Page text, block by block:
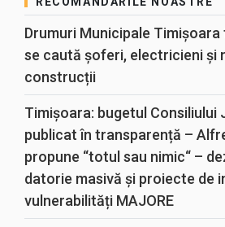
Drumuri Municipale
se caută șoferi, electricieni și
construcții
Timișoara: bugetul Consiliului
publicat în transparență –
propune “totul sau nimic“ –
datorie masivă și proiecte de
vulnerabilități MAJORE